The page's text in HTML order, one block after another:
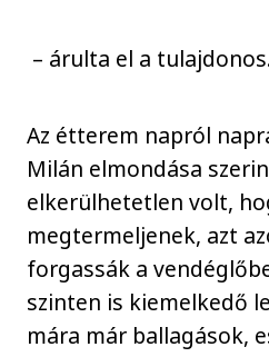
– árulta el a
Az étterem napról
Milán elmondása
elkerülhetetlen volt,
megtermeljenek, azt
forgassák a
szinten is kiemelkedő
mára már ballagások,